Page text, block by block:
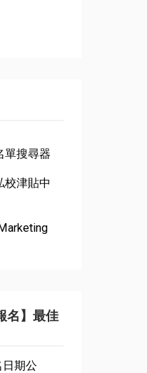
單搜尋器
校津貼中
名】最佳
日期公